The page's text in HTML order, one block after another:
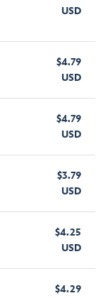
USD
$4.79
USD
$4.79
USD
$3.79
USD
$4.25
USD
$4.29